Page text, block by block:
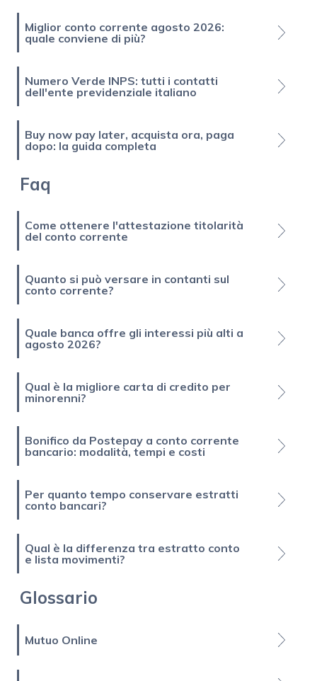
Miglior conto corrente agosto 2026:
quale conviene di più?
Numero Verde INPS: tutti i contatti
dell'ente previdenziale italiano
Buy now pay later, acquista ora, paga
dopo: la guida completa
Faq
Come ottenere l'attestazione titolarità
del conto corrente
Quanto si può versare in contanti sul
conto corrente?
Quale banca offre gli interessi più alti a
agosto 2026?
Qual è la migliore carta di credito per
minorenni?
Bonifico da Postepay a conto corrente
bancario: modalità, tempi e costi
Per quanto tempo conservare estratti
conto bancari?
Qual è la differenza tra estratto conto
e lista movimenti?
Glossario
Mutuo Online